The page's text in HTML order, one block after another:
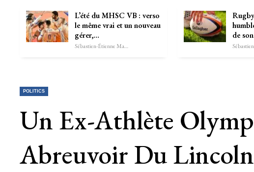
L’été du MHSC VB : verso
le même vrai et un nouveau
gérer,…
Sébastien-Étienne Marechal
de
POLITICS
Un Ex-Athlète
Abreuvoir Du